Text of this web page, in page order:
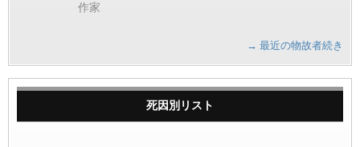
作家
→ 最近の物故者続き
死因別リスト